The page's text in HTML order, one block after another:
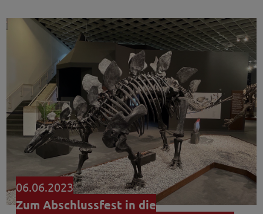
06.06.2023
Zum Abschlussfest in die